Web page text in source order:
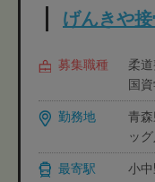
げんきや
募集職種
柔
国
勤務地
青
ッ
最寄駅 小